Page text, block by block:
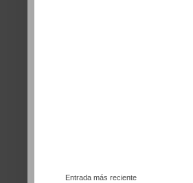
Entrada más reciente